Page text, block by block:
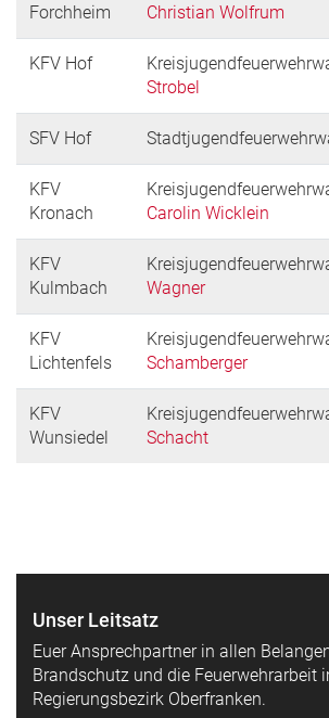
Forchheim
Christian Wolfrum
KFV Hof
Strobel
SFV Hof
KFV
Kronach
Carolin Wicklein
KFV
Kulmbach
Wagner
KFV
Lichtenfels
Schamberger
KFV
Wunsiedel
Schacht
Unser Leitsatz
Euer Ansprechpartner in allen
Brandschutz und die Feuerwehrarbeit
Regierungsbezirk Oberfranken.